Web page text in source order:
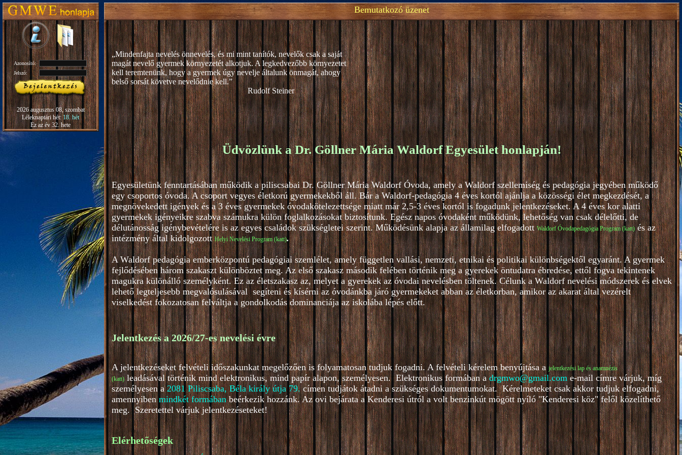
Azonosító:
Jelszó:
2026 augusztus 08, szombat
Léleknaptári hét:18. hét
Ez az év 32. hete
Bemutatkozó üzenet
„Mindenfajta nevelés önnevelés, és mi mint tanítók, nevelők csak a saját
magát nevelő gyermek környezetét alkotjuk. A legkedvezőbb környezetet
kell teremtenünk, hogy a gyermek úgy nevelje általunk önmagát, ahogy
belső sorsát követve nevelődnie kell.”
Rudolf Steiner
Üdvözlünk a Dr. Göllner Mária Waldorf Egyesület honlapján!
Egyesületünk fenntartásában működik a piliscsabai Dr. Göllner Mária Waldorf Óvoda, amely a Waldorf szellemiség és pedagógia jegyében működő
egy csoportos óvoda. A csoport vegyes életkorú gyermekekből áll. Bár a Waldorf-pedagógia 4 éves kortól ajánlja a közösségi élet megkezdését, a
megnövekedett igények és a 3 éves gyermekek óvodakötelezettsége miatt már 2,5-3 éves kortól is fogadunk jelentkezéseket. A 4 éves kor alatti
gyermekek igényeikre szabva számukra külön foglalkozásokat biztosítunk. Egész napos óvodaként működünk, lehetőség van csak délelőtti, de
délutánosság igénybevételére is az egyes családok szükségletei szerint. Működésünk alapja az államilag elfogadott Waldorf Óvodapedagógia Program (katt) és az
intézmény által kidolgozottHelyi Nevelési Program (katt).
A Waldorf pedagógia emberközpontú pedagógiai szemlélet, amely független vallási, nemzeti, etnikai és politikai különbségektől egyaránt. A gyermek
fejlődésében három szakaszt különböztet meg. Az első szakasz második felében történik meg a gyerekek öntudatra ébredése, ettől fogva tekintenek
magukra különálló személyként. Ez az életszakasz az, melyet a gyerekek az óvodai nevelésben töltenek. Célunk a Waldorf nevelési módszerek és elvek
lehető legteljesebb megvalósulásával segíteni és kísérni az óvodánkba járó gyermekeket abban az életkorban, amikor az akarat által vezérelt
viselkedést fokozatosan felváltja a gondolkodás dominanciája az iskolába lépés előtt.
Jelentkezés a 2026/27-es nevelési évre
A jelentkezéseket felvételi időszakunkat megelőzően is folyamatosan tudjuk fogadni. A felvételi kérelem benyújtása a jelentkezési lap és anamnézis
(katt) leadásával történik mind elektronikus, mind papír alapon, személyesen. Elektronikus formában adrgmwo@gmail.come-mail címre várjuk, míg
személyesen a2081 Piliscsaba, Béla király útja 79.címen tudjátok átadni a szükséges dokumentumokat. Kérelmeteket csak akkor tudjuk elfogadni,
amennyibenmindkét formábanbeérkezik hozzánk. Az ovi bejárata a Kenderesi útról a volt benzinkút mögött nyíló "Kenderesi köz" felől közelíthető
meg. Szeretettel várjuk jelentkezéseteket!
Elérhetőségek